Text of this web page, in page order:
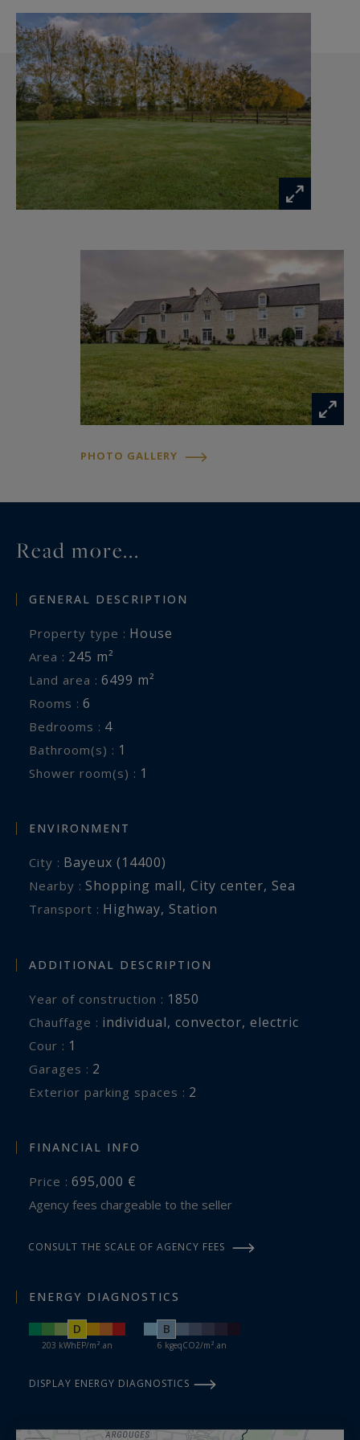
(diverses possibilités: suite, appartement avec
mezzanine par exemple)
Quant à l’extérieur, il présente deux cours et des
espaces d’agrément plantés et engazonnés, le
tout sur un terrain d’environ 6499m².
Cette maison fonctionnelle, très bien distribuée
et bénéficiant de belles surfaces dans chacune
des pièces, est idéale pour une famille.
N’hésitez pas à contacter votre agence Bayeux
Bayeux Sotheby’s International realty est
présent également sur le secteur de la côte de
Nacre, de Caen et de la Manche.
Information on the risks to which this property
is exposed is available at:
www.georisques.gouv.fr
PHOTO GALLERY
Read more...
GENERAL DESCRIPTION
Property type : House
Area : 245 m²
Land area : 6499 m²
Rooms : 6
Bedrooms : 4
Bathroom(s) : 1
Shower room(s) : 1
ENVIRONMENT
City : Bayeux (14400)
Nearby : Shopping mall, City center, Sea
Transport : Highway, Station
ADDITIONAL DESCRIPTION
Year of construction : 1850
Chauffage : individual, convector, electric
cour : 1
garages : 2
exterior parking spaces : 2
FINANCIAL INFO
Price : 695,000 €
Agency fees chargeable to the seller
CONSULT THE SCALE OF AGENCY FEES
ENERGY DIAGNOSTICS
D
203 kWhEP/m².an
B
6 kgeqCO2/m².an
DISPLAY ENERGY DIAGNOSTICS